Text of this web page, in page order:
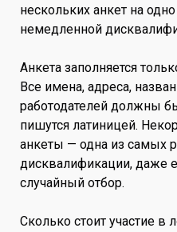
нескольких анкет на
немедленной
Анкета заполняется
Все имена, адреса,
работодателей должны
пишутся латиницей.
анкеты — одна из самых
дисквалификации, даже
случайный отбор.
Сколько стоит участие в